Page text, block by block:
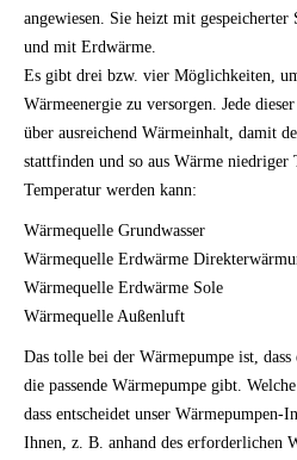
angewiesen. Sie heizt mit
und mit Erdwärme.
Es gibt drei bzw. vier Möglichkeiten,
Wärmeenergie zu versorgen. Jede
über ausreichend Wärmeinhalt, damit
stattfinden und so aus Wärme niedriger
Temperatur werden kann:
Wärmequelle Grundwasser
Wärmequelle Erdwärme
Wärmequelle Erdwärme Sole
Wärmequelle Außenluft
Das tolle bei der Wärmepumpe ist,
die passende Wärmepumpe gibt.
dass entscheidet unser Wärmepumpen-
Ihnen, z. B. anhand des erforderlichen